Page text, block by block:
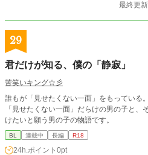
最終更
29
君だけが知る、僕の「静寂」
苦笑いキング☆彡
誰もが「見せたくない一面」をもっている
「見せたくない一面」だらけの男の子と
けたいと願う男の子の物語です。
BL 連載中 長編 R18
24h.ポイント 0pt